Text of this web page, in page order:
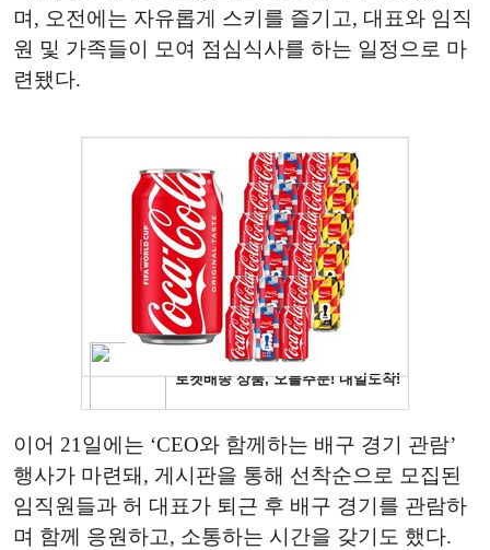
며, 오전에는 자유롭게 스키를 즐기고, 대표와 임직
원 및 가족들이 모여 점심식사를 하는 일정으로 마
련됐다.
이어 21일에는 ‘CEO와 함께하는 배구 경기 관람’
행사가 마련돼, 게시판을 통해 선착순으로 모집된
임직원들과 허 대표가 퇴근 후 배구 경기를 관람하
며 함께 응원하고, 소통하는 시간을 갖기도 했다.